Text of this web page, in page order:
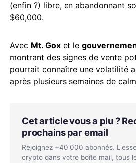
(enfin ?) libre, en abandonnant
$60,000.
Avec Mt. Gox et le
montrant des signes de vente
pourrait connaître une volatilité
après plusieurs semaines de
Cet article vous a plu ?
prochains par email
Rejoignez +40 000 abonnés.
crypto dans votre boîte mail, tous